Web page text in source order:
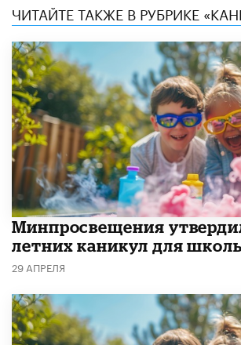
ЧИТАЙТЕ ТАКЖЕ В РУБРИКЕ
Минпросвещения
летних каникул для
29 АПРЕЛЯ